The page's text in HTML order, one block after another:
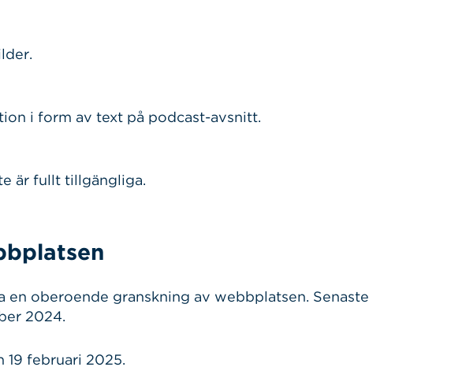
i form av text på podcast-avsnitt.
är fullt tillgängliga.
oberoende granskning av webbplatsen. Senaste
2024.
19 februari 2025.